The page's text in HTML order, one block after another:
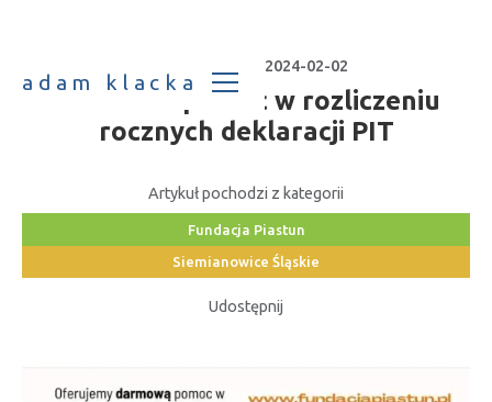
adam klacka
2024-02-02
Darmowa pomoc w rozliczeniu
rocznych deklaracji PIT
Artykuł pochodzi z kategorii
Fundacja Piastun
Siemianowice Śląskie
Udostępnij